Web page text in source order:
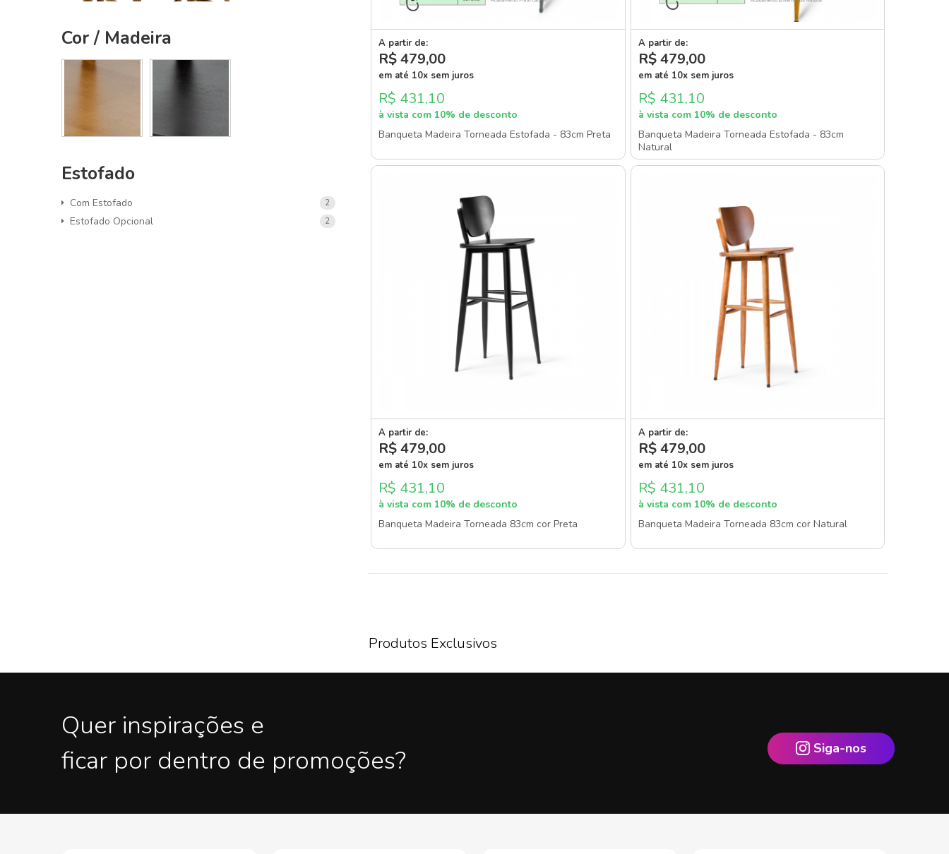
A partir de:
R$ 479,00
em até 10x sem juros
R$ 431,10
à vista com 10% de desconto
Banqueta Madeira Torneada Estofada - 83cm Preta
A partir de:
R$ 479,00
em até 10x sem juros
R$ 431,10
à vista com 10% de desconto
Banqueta Madeira Torneada Estofada - 83cm
Natural
A partir de:
R$ 479,00
em até 10x sem juros
R$ 431,10
à vista com 10% de desconto
Banqueta Madeira Torneada 83cm cor Preta
A partir de:
R$ 479,00
em até 10x sem juros
R$ 431,10
à vista com 10% de desconto
Banqueta Madeira Torneada 83cm cor Natural
Produtos Exclusivos
Cor / Madeira
Estofado
Com Estofado 2items
Estofado Opcional 2items
Quer inspirações e
ficar por dentro de promoções?
Siga-nos